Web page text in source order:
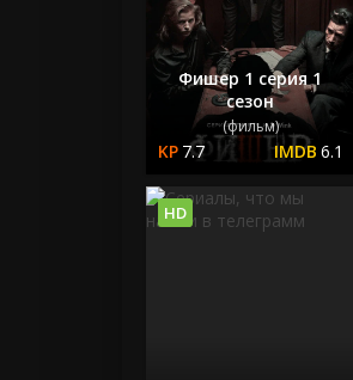
Фишер 1 серия 1
сезон
(фильм)
7.7 6.1
HD